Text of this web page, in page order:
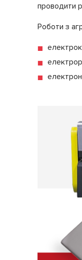
проводити
Роботи з